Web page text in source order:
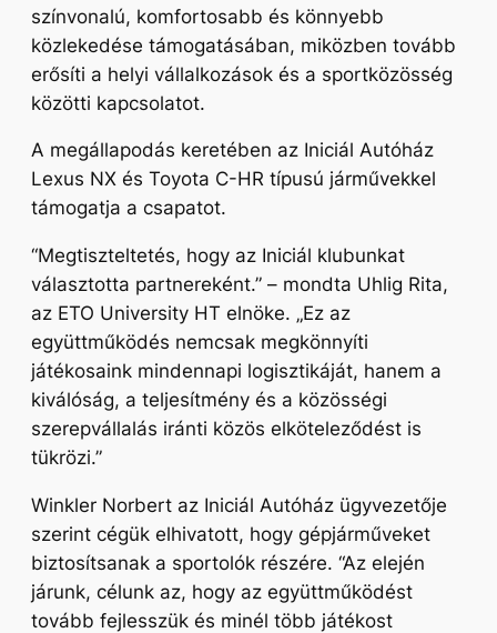
színvonalú, komfortosabb és könnyebb
közlekedése támogatásában, miközben tovább
erősíti a helyi vállalkozások és a sportközösség
közötti kapcsolatot.
A megállapodás keretében az Iniciál Autóház
Lexus NX és Toyota C-HR típusú járművekkel
támogatja a csapatot.
“Megtiszteltetés, hogy az Iniciál klubunkat
választotta partnereként.” – mondta Uhlig Rita,
az ETO University HT elnöke. „Ez az
együttműködés nemcsak megkönnyíti
játékosaink mindennapi logisztikáját, hanem a
kiválóság, a teljesítmény és a közösségi
szerepvállalás iránti közös elköteleződést is
tükrözi.”
Winkler Norbert az Iniciál Autóház ügyvezetője
szerint cégük elhivatott, hogy gépjárműveket
biztosítsanak a sportolók részére. “Az elején
járunk, célunk az, hogy az együttműködést
tovább fejlesszük és minél több játékost